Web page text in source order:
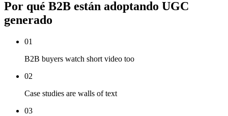
Por qué B2B están adoptando UGC
generado
01
B2B buyers watch short video too
02
Case studies are walls of text
03